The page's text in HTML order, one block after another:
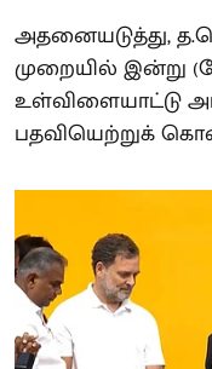
அதனையடுத்து,
முறையில் இன்று
உள்விளையாட்டு
பதவியெற்றுக்